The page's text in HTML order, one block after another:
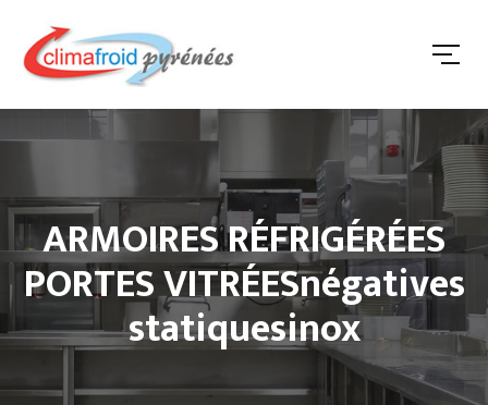
ARMOIRES RÉFRIGÉRÉES
PORTES VITRÉESnégatives
statiquesinox